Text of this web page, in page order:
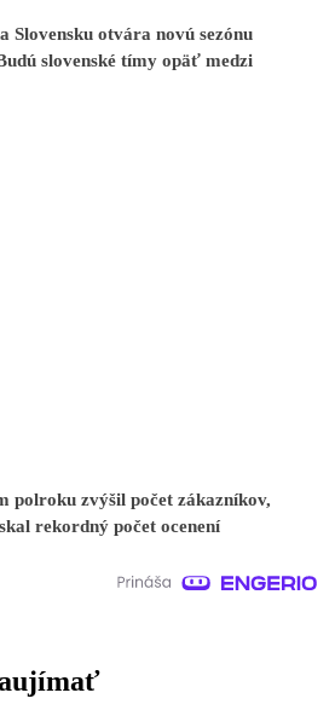
Slovensku otvára novú sezónu
slovenské tímy opäť medzi
polroku zvýšil počet zákazníkov,
rekordný počet ocenení